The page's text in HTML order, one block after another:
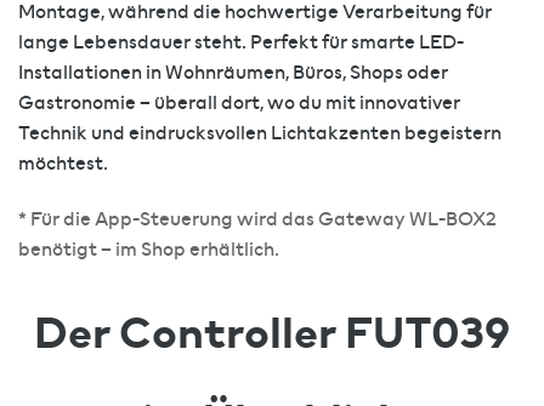
Montage, während die hochwertige Verarbeitung für
lange Lebensdauer steht. Perfekt für smarte LED-
Installationen in Wohnräumen, Büros, Shops oder
Gastronomie – überall dort, wo du mit innovativer
Technik und eindrucksvollen Lichtakzenten begeistern
möchtest.
* Für die App-Steuerung wird das Gateway WL-BOX2
benötigt – im Shop erhältlich.
Der Controller FUT039